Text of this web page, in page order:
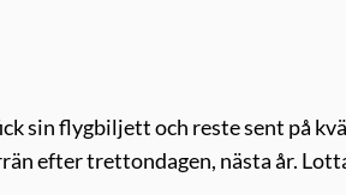
sin flygbiljett och reste sent på
efter trettondagen, nästa år.